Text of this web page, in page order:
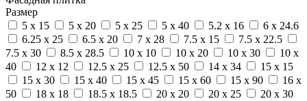
Размер
5 x 15
5 x 20 5 x 25 5 x 40 5.2 x 16
6 x 24.6
6.25 x 25
6.5 x 20 7 x 28 7.5 x 15
7.5 x 22.5
7.5 x 30
8.5 x 28.5 10 x 10 10 x 20 10 x 30
10 x
40
12 x 12 12.5 x 25 12.5 x 50 14 x 34
15 x 15
15 x 30
15 x 40 15 x 45 15 x 60 15 x 90
16 x
50
18 x 18 18.5 x 18.5 20 x 20 20 x 25
20 x 30